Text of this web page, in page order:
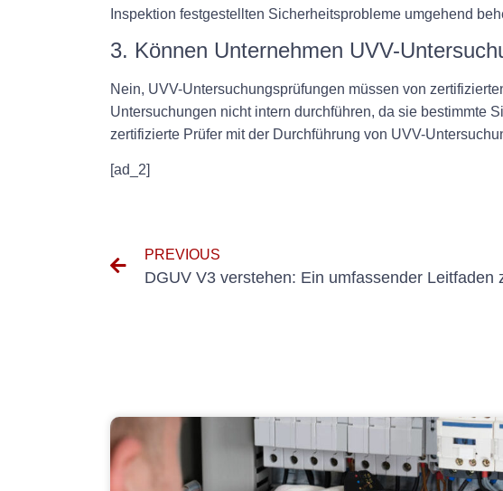
Inspektion festgestellten Sicherheitsprobleme umgehend
3. Können Unternehmen UVV-
Nein, UVV-Untersuchungsprüfungen müssen von
Untersuchungen nicht intern durchführen, da sie bestimmte
zertifizierte Prüfer mit der Durchführung von UVV-
[ad_2]
PREVIOUS